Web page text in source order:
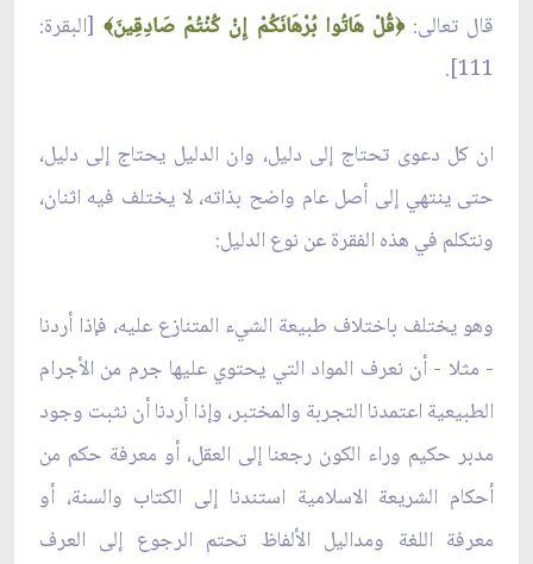
قال تعالى:﴿قُلْ هَاتُوا بُرْهَانَكُمْ إِنْ كُنْتُمْ صَادِقِينَ﴾ [البقرة:
111].
ان كل دعوى تحتاج إلى دليل، وان الدليل يحتاج إلى دليل،
حتى ينتهي إلى أصل عام واضح بذاته، لا يختلف فيه اثنان،
ونتكلم في هذه الفقرة عن نوع الدليل:
وهو يختلف باختلاف طبيعة الشيء المتنازع عليه، فإذا أردنا
- مثلا - أن نعرف المواد التي يحتوي عليها جرم من الأجرام
الطبيعية اعتمدنا التجربة والمختبر، وإذا أردنا أن نثبت وجود
مدبر حكيم وراء الكون رجعنا إلى العقل، أو معرفة حكم من
أحكام الشريعة الاسلامية استندنا إلى الكتاب والسنة، أو
معرفة اللغة ومداليل الألفاظ تحتم الرجوع إلى العرف